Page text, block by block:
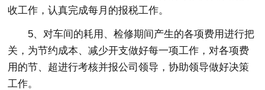
收工作，认真完成每月的报税工作。
5、对车间的耗用、检修期间产生的各项费用进行把
关，为节约成本、减少开支做好每一项工作，对各项费
用的节、超进行考核并报公司领导，协助领导做好决策
工作。